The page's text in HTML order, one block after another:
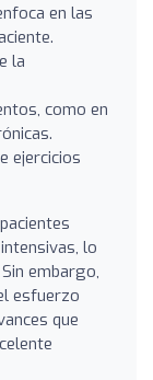
en las
la
como en
ejercicios
lo
embargo,
esfuerzo
que